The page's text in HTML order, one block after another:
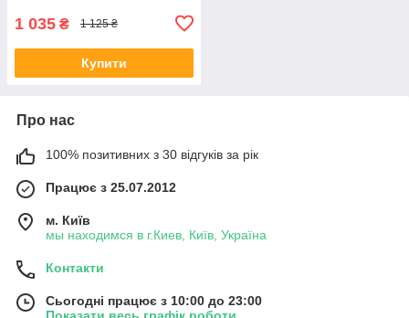
1 035 ₴ 1 125 ₴
Купити
Про нас
100% позитивних з 30 відгуків за рік
Працює з 25.07.2012
м. Київ
мы находимся в г.Киев, Київ, Україна
Контакти
Сьогодні працює з 10:00 до 23:00